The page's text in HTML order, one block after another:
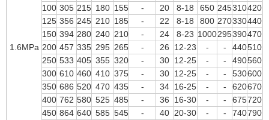
1.6MPa
100 305 215 180 155 - 20 8-18 650 245310420
125 356 245 210 185 - 22 8-18 800 270330440
150 394 280 240 210 - 24 8-23 1000295390470
200 457 335 295 265 - 26 12-23 - - 440510
250 533 405 355 320 - 30 12-25 - - 490560
300 610 460 410 375 - 30 12-25 - - 530600
350 686 520 470 435 - 34 16-25 - - 620670
400 762 580 525 485 - 36 16-30 - - 675720
450 864 640 585 545 - 40 20-30 - - 740790